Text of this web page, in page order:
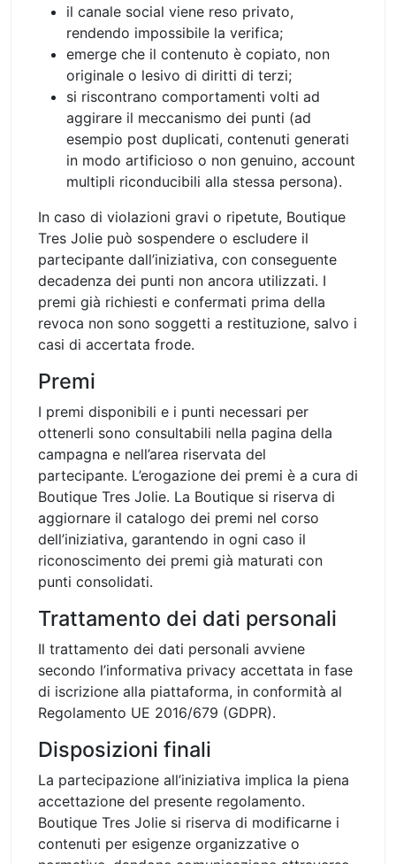
il canale social viene reso privato,
rendendo impossibile la verifica;
emerge che il contenuto è copiato, non
originale o lesivo di diritti di terzi;
si riscontrano comportamenti volti ad
aggirare il meccanismo dei punti (ad
esempio post duplicati, contenuti generati
in modo artificioso o non genuino, account
multipli riconducibili alla stessa persona).
In caso di violazioni gravi o ripetute, Boutique
Tres Jolie può sospendere o escludere il
partecipante dall’iniziativa, con conseguente
decadenza dei punti non ancora utilizzati. I
premi già richiesti e confermati prima della
revoca non sono soggetti a restituzione, salvo i
casi di accertata frode.
Premi
I premi disponibili e i punti necessari per
ottenerli sono consultabili nella pagina della
campagna e nell’area riservata del
partecipante. L’erogazione dei premi è a cura di
Boutique Tres Jolie. La Boutique si riserva di
aggiornare il catalogo dei premi nel corso
dell’iniziativa, garantendo in ogni caso il
riconoscimento dei premi già maturati con
punti consolidati.
Trattamento dei dati personali
Il trattamento dei dati personali avviene
secondo l’informativa privacy accettata in fase
di iscrizione alla piattaforma, in conformità al
Regolamento UE 2016/679 (GDPR).
Disposizioni finali
La partecipazione all’iniziativa implica la piena
accettazione del presente regolamento.
Boutique Tres Jolie si riserva di modificarne i
contenuti per esigenze organizzative o